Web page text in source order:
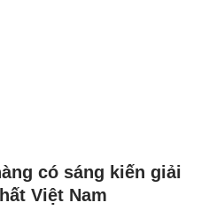
có sáng kiến giải
Việt Nam